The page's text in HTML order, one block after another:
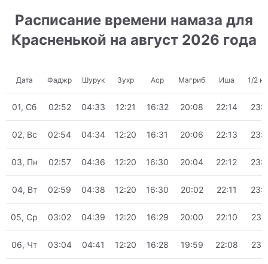
Расписание времени намаза для
Красненькой на август 2026 года
Дата Фаджр Шурук Зухр Аср Магриб Иша 1/2
01, Сб 02:52 04:33 12:21 16:32 20:08 22:14
02, Вс 02:54 04:34 12:20 16:31 20:06 22:13
03, Пн 02:57 04:36 12:20 16:30 20:04 22:12
04, Вт 02:59 04:38 12:20 16:30 20:02 22:11
05, Ср 03:02 04:39 12:20 16:29 20:00 22:10
06, Чт 03:04 04:41 12:20 16:28 19:59 22:08